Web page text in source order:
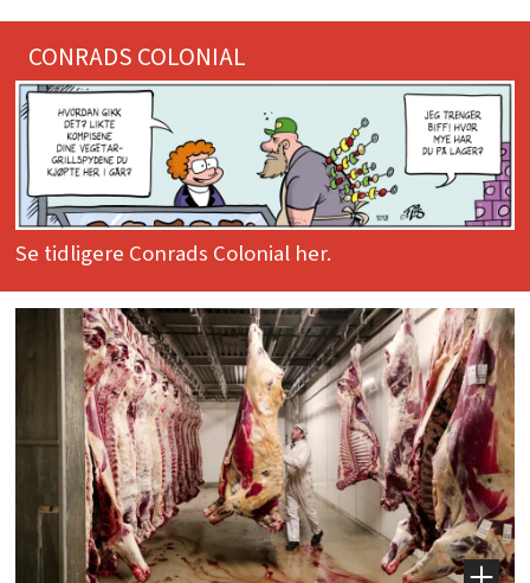
CONRADS COLONIAL
Se tidligere Conrads Colonial her.